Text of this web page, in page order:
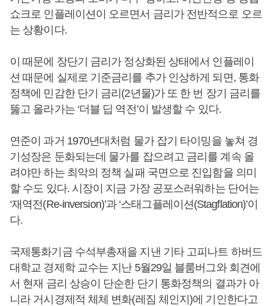
쇼크로 인플레이션이 오르면서 금리가 전반적으로 오르
는 상황이다.
이 때문에 장단기 금리가 정상화된 상태에서 인플레이
션 때문에 실제로 기준금리를 추가 인상하게 되면, 통화
정책에 민감한 단기 금리(2년물)가 또 한 번 장기 금리를
뚫고 올라가는 ‘더블 딥 역전’이 발생할 수 있다.
연준이 과거 1970년대처럼 물가 잡기 타이밍을 놓쳐 경
기성장은 둔화되는데 물가를 잡으려고 금리를 계속 올
려야만 하는 최악의 정책 실패 국면으로 진입함을 의미
할 수도 있다. 시장이 지금 가장 공포스러워하는 단어는
‘재역전(Re-inversion)’과 ‘스태그플레이션(Stagflation)’이
다.
국제통화기금 수석부총재을 지낸 기타 고피나트 하버드
대학교 경제학 교수는 지난 5월29일 블룸버그와 회견에
서 현재 금리 상승이 단순한 단기 통화정책의 결과가 아
니라 거시경제적 체체 변화(레짐 체인지)에 기인한다고